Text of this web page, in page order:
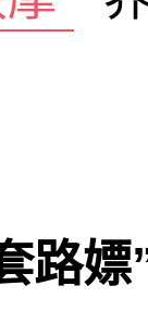
路